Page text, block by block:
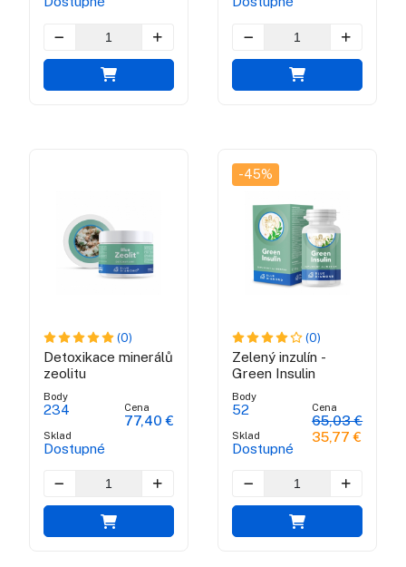
(0)
Detoxikace minerálů
zeolitu
Body
234
Sklad
Dostupné
Cena
77,40 €
-45%
(0)
Zelený inzulín -
Green Insulin
Body
52
Sklad
Dostupné
Cena
65,03 €
35,77 €